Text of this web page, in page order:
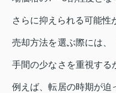
さらに抑えられる可能性
売却方法を選ぶ際には、
手間の少なさを重視する
例えば、転居の時期が迫